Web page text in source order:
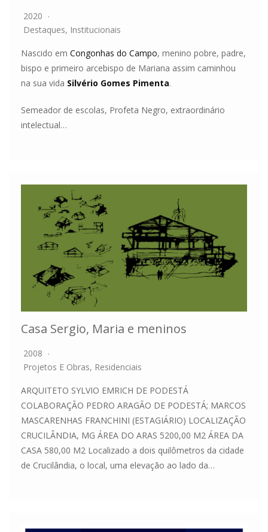
2020
Destaques, Institucionais
Nascido em Congonhas do Campo, menino pobre, padre,
bispo e primeiro arcebispo de Mariana assim caminhou
na sua vida Silvério Gomes Pimenta.
Semeador de escolas, Profeta Negro, extraordinário
intelectual…
Casa Sergio, Maria e meninos
2008
Projetos E Obras, Residenciais
ARQUITETO SYLVIO EMRICH DE PODESTÁ
COLABORAÇÃO PEDRO ARAGÃO DE PODESTÁ; MARCOS
MASCARENHAS FRANCHINI (ESTAGIÁRIO) LOCALIZAÇÃO
CRUCILÂNDIA, MG ÁREA DO ARAS 5200,00 M2 ÁREA DA
CASA 580,00 M2 Localizado a dois quilômetros da cidade
de Crucilândia, o local, uma elevação ao lado da…